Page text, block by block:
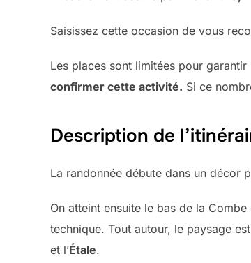
Saisissez cette occasion de vous
Les places sont limitées pour
confirmer cette activité. Si ce
Description de
La randonnée débute dans un décor
On atteint ensuite le bas de la
technique. Tout autour, le paysage
et l’Étale.